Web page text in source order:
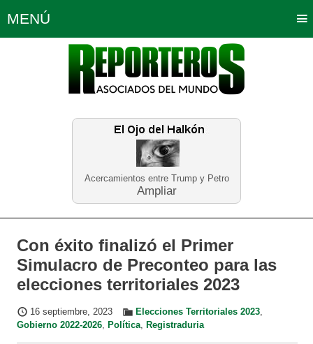
Acercamientos entre Trump y Petro
Ampliar
MENÚ
Política Opinión Bogotá
Planeta Tierra Deportes
Educación Neira
Con éxito finalizó el Primer
Simulacro de Preconteo para las
elecciones territoriales 2023
16 septiembre, 2023 Elecciones Territoriales 2023,
Gobierno 2022-2026, Política, Registraduria